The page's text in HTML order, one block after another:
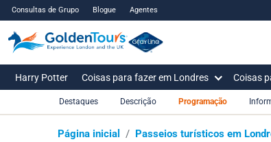
Consultas de Grupo Blogue Agentes
Harry Potter Coisas para fazer em Londres Coisas
Página inicial / Passeios turísticos em
Destaques Descrição Programação